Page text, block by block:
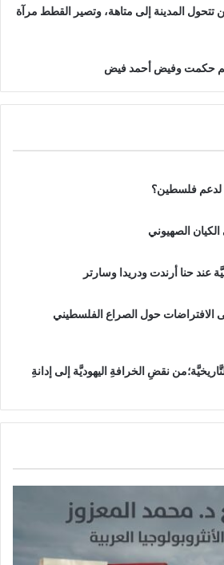
تتحول المدينة إلى متاهة، وتصير القطط مرآة
حكمت وفيض أحمد فيض
لدعم فلسطين؟
الصهيوني
عند حنا أرندت ودريدا وسارتر
حول الصراع الفلسطيني
نقضِ الخرافةِ اليهوديَّة إلى إدانةِ